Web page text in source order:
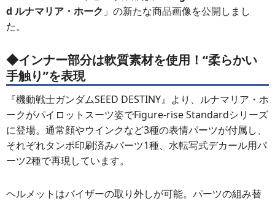
d ルナマリア・ホーク 」の新たな商品画像を公開しまし
た。
◆インナー部分は軟質素材を使用！“柔らかい
手触り”を表現
『機動戦士ガンダムSEED DESTINY』より、ルナマリア・ホ
ークがパイロットスーツ姿でFigure-rise Standardシリーズ
に登場。通常顔やウインクなど3種の表情パーツが付属し、
それぞれタンポ印刷済みパーツ1種、水転写式デカール用パ
ーツ2種で再現しています。
ヘルメットはバイザーの取り外しが可能。パーツの組み替